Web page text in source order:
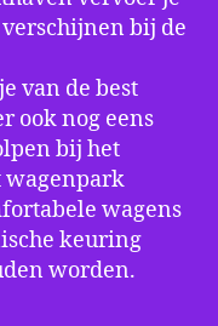
bij de
van de best
ook nog eens
bij het
wagenpark
wagens
keuring
worden.